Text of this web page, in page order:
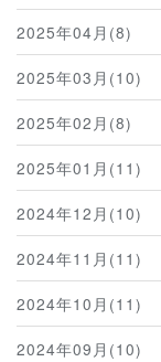
2025年04月(8)
2025年03月(10)
2025年02月(8)
2025年01月(11)
2024年12月(10)
2024年11月(11)
2024年10月(11)
2024年09月(10)